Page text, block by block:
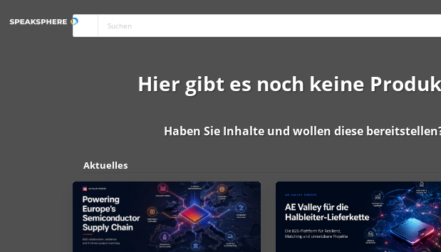
Hier gibt es noch keine
Haben Sie Inhalte und wollen diese
Aktuelles